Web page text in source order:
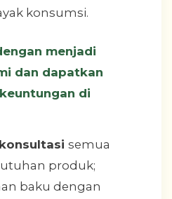
konsumsi.
menjadi
dan dapatkan
di
semua
produk;
baku dengan